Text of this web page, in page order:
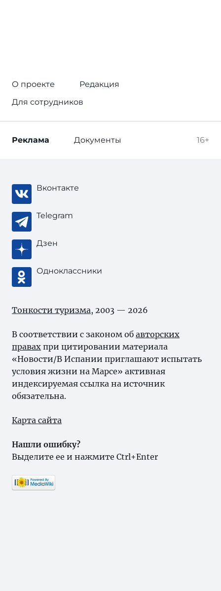
О проекте
Редакция
Для сотрудников
16+
Реклама Документы
Вконтакте
Telegram
Дзен
Одноклассники
Тонкости туризма, 2003 — 2026
В соответствии с законом об авторских
правах при цитировании материала
«Новости/В Испании приглашают испытать
условия жизни на Марсе» активная
индексируемая ссылка на источник
обязательна.
Карта сайта
Нашли ошибку?
Выделите ее и нажмите Ctrl+Enter